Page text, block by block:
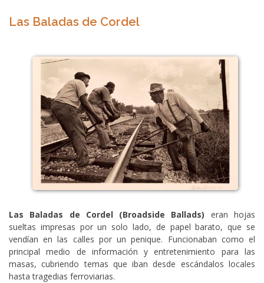
Las Baladas de Cordel
Las Baladas de Cordel (Broadside Ballads) eran hojas
sueltas impresas por un solo lado, de papel barato, que se
vendían en las calles por un penique. Funcionaban como el
principal medio de información y entretenimiento para las
masas, cubriendo temas que iban desde escándalos locales
hasta tragedias ferroviarias.